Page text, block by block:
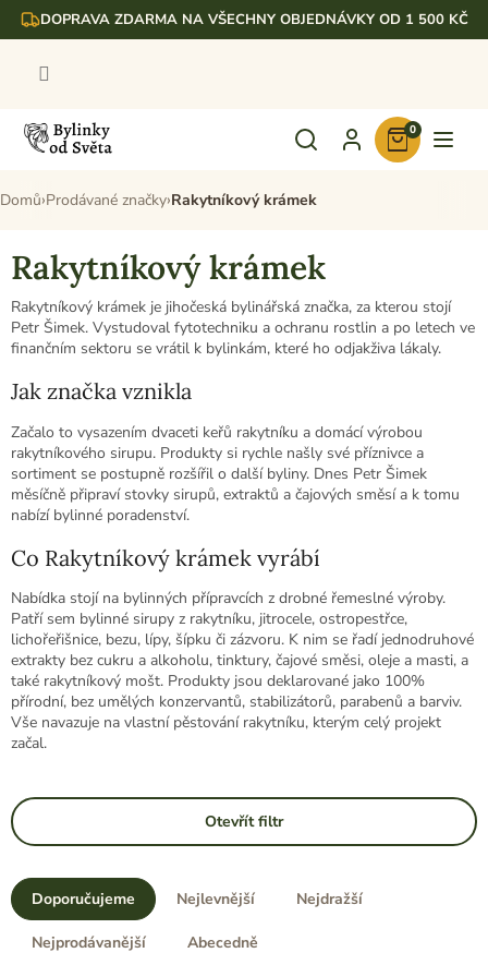
Přejít DOPRAVA ZDARMA NA VŠECHNY OBJEDNÁVKY OD 1 500 KČ
Nákupní
košík
0
Domů Prodávané značky Rakytníkový krámek
Rakytníkový krámek
Rakytníkový krámek je jihočeská bylinářská značka, za kterou stojí
Petr Šimek. Vystudoval fytotechniku a ochranu rostlin a po letech ve
finančním sektoru se vrátil k bylinkám, které ho odjakživa lákaly.
Jak značka vznikla
Začalo to vysazením dvaceti keřů rakytníku a domácí výrobou
rakytníkového sirupu. Produkty si rychle našly své příznivce a
sortiment se postupně rozšířil o další byliny. Dnes Petr Šimek
měsíčně připraví stovky sirupů, extraktů a čajových směsí a k tomu
nabízí bylinné poradenství.
Co Rakytníkový krámek vyrábí
Nabídka stojí na bylinných přípravcích z drobné řemeslné výroby.
Patří sem bylinné sirupy z rakytníku, jitrocele, ostropestřce,
lichořeřišnice, bezu, lípy, šípku či zázvoru. K nim se řadí jednodruhové
extrakty bez cukru a alkoholu, tinktury, čajové směsi, oleje a masti, a
také rakytníkový mošt. Produkty jsou deklarované jako 100%
přírodní, bez umělých konzervantů, stabilizátorů, parabenů a barviv.
Vše navazuje na vlastní pěstování rakytníku, kterým celý projekt
začal.
Otevřít filtr
Ř
a
z
Doporučujeme Nejlevnější Nejdražší
Nejprodávanější Abecedně